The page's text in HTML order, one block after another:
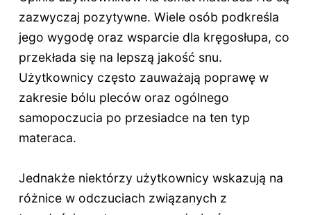
zazwyczaj pozytywne. Wiele osób podkreśla
jego wygodę oraz wsparcie dla kręgosłupa, co
przekłada się na lepszą jakość snu.
Użytkownicy często zauważają poprawę w
zakresie bólu pleców oraz ogólnego
samopoczucia po przesiadce na ten typ
materaca.
Jednakże niektórzy użytkownicy wskazują na
różnice w odczuciach związanych z